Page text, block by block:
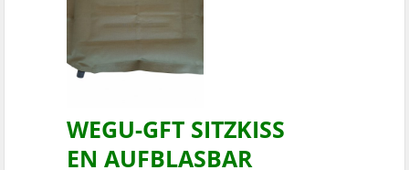
WEGU-GFT SITZKISS
EN AUFBLASBAR